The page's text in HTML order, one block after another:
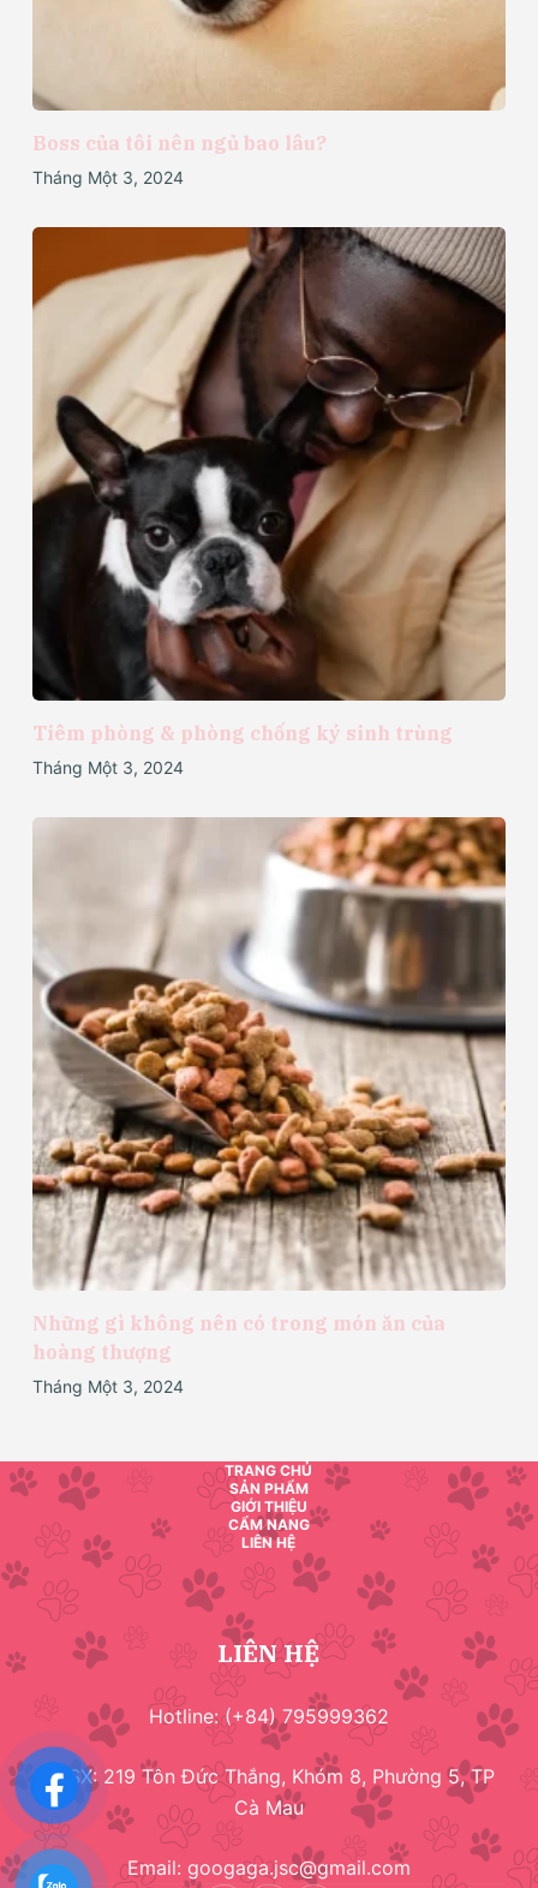
Boss của tôi nên ngủ bao lâu?
Tháng Một 3, 2024
Tiêm phòng & phòng chống ký sinh trùng
Tháng Một 3, 2024
Những gì không nên có trong món ăn của
hoàng thượng
Tháng Một 3, 2024
TRANG CHỦ
SẢN PHẨM
GIỚI THIỆU
CẨM NANG
LIÊN HỆ
LIÊN HỆ
Hotline: (+84) 795999362
CSSX: 219 Tôn Đức Thắng, Khóm 8, Phường 5, TP
Cà Mau
Email: googaga.jsc@gmail.com